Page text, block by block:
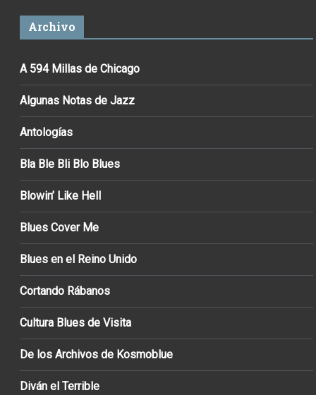
Archivo
A 594 Millas de Chicago
Algunas Notas de Jazz
Antologías
Bla Ble Bli Blo Blues
Blowin’ Like Hell
Blues Cover Me
Blues en el Reino Unido
Cortando Rábanos
Cultura Blues de Visita
De los Archivos de Kosmoblue
Diván el Terrible